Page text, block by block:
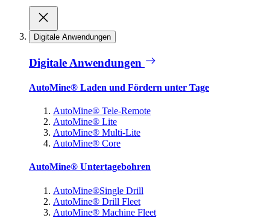
Digitale Anwendungen
Digitale Anwendungen
AutoMine® Laden und Fördern unter Tage
AutoMine® Tele-Remote
AutoMine® Lite
AutoMine® Multi-Lite
AutoMine® Core
AutoMine® Untertagebohren
AutoMine®Single Drill
AutoMine® Drill Fleet
AutoMine® Machine Fleet